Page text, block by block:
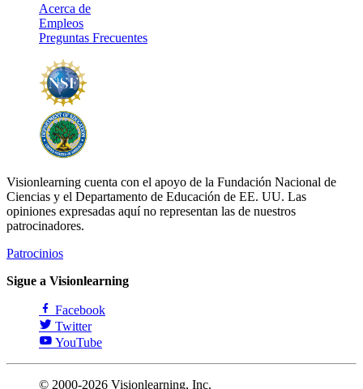
Acerca de
Empleos
Preguntas Frecuentes
Visionlearning cuenta con el apoyo de la Fundación Nacional de
Ciencias y el Departamento de Educación de EE. UU. Las
opiniones expresadas aquí no representan las de nuestros
patrocinadores.
Patrocinios
Sigue a Visionlearning
Facebook
Twitter
YouTube
© 2000-2026 Visionlearning, Inc.